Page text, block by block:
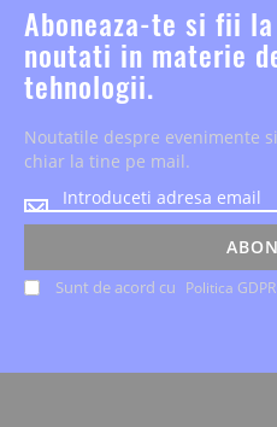
Aboneaza-te si fii
noutati in materie
tehnologii.
Noutatile despre evenimente
chiar la tine pe mail.
Noutatile
despre
si
oferteleSunt de acord cu Politica GDPR